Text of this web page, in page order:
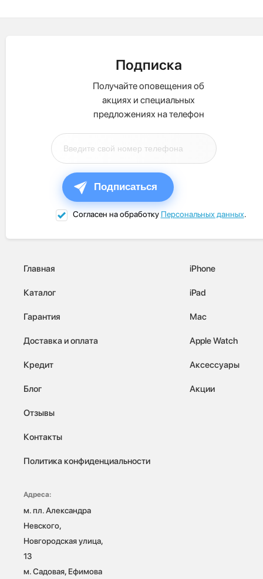
Подписка
Получайте оповещения об
акциях и специальных
предложениях на телефон
Подписаться
Согласен на обработку Персональных данных.
Главная
Каталог
Гарантия
Доставка и оплата
Кредит
Блог
Отзывы
Контакты
Политика конфиденциальности
iPhone
iPad
Mac
Apple Watch
Аксессуары
Акции
Адреса:
м. пл. Александра
Невского,
Новгородская улица,
13
м. Садовая, Ефимова